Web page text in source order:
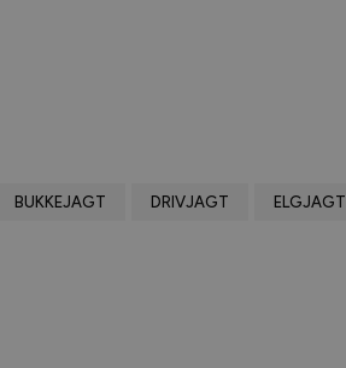
BUKKEJAGT DRIVJAGT ELGJAGT